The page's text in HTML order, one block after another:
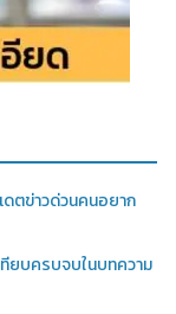
ตข่าวด่วนคนอยาก
ยบครบจบในบทความ